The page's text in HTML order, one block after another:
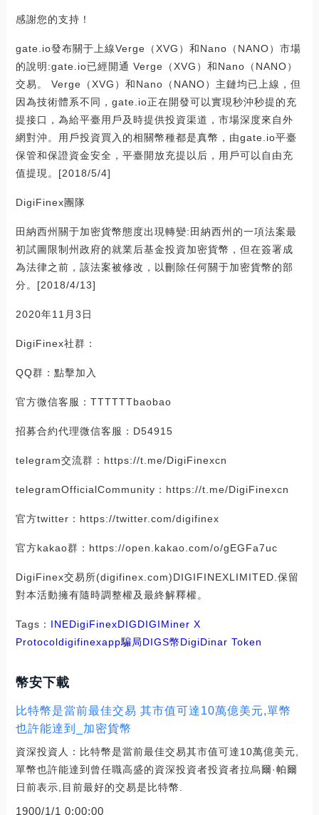
感謝您的支持！
gate.io發布關于上線Verge（XVG）和Nano（NANO）市場
的說明:gate.io已經開通 Verge（XVG）和Nano（NANO）
交易。 Verge（XVG）和Nano（NANO）主鏈均已上線，但
因為技術體系不同，gate.io正在開發可以實現秒沖秒提的充
提接口，為給平臺用戶及時提供投資渠道，市場深度來自外
網對沖。用戶投資買入的相關幣種都是真幣，由gate.io平臺
保管和保證資金安全，平臺開放充提以后，用戶可以自由充
值提現。[2018/5/4]
DigiFinex團隊
田納西州關于加密貨幣態度出現轉變:田納西州的一項法案最
初試圖限制州政府的就業后基金投資加密貨幣，但在簽署成
為法律之前，該法案被修改，以刪除任何關于加密貨幣的部
分。[2018/4/13]
2020年11月3日
DigiFinex社群：
QQ群：點擊加入
官方微信客服：TTTTTTbaobao
招募合約代理微信客服：D54915
telegram交流群：https://t.me/DigiFinexcn
telegramOfficialCommunity：https://t.me/DigiFinexcn
官方twitter：https://twitter.com/digifinex
官方kakao群：https://open.kakao.com/o/gEGFa7uc
DigiFinex交易所(digifinex.com)DIGIFINEXLIMITED.保留
對本活動擁有隨時調整權及最終解釋權。
Tags： INEDigiFinexDIGDIGIMiner X
Protocoldigifinexapp騙局DIGS幣DigiDinar Token
幣安下載
比特幣是當前最佳交易 其市值可達10萬億美元,單幣
也許能達到_加密貨幣
資深投資人：比特幣是當前最佳交易其市值可達10萬億美元,
單幣也許能達到曾任職高盛的資深投資者投資者拉烏爾·帕爾
日前表示,目前最好的交易是比特幣.
1900/1/1 0:00:00